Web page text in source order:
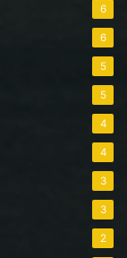
6
6
5
5
4
4
3
3
2